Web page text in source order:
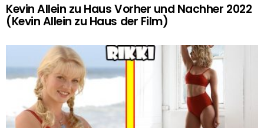
Kevin Allein zu Haus Vorher und Nachher 2022
(Kevin Allein zu Haus der Film)